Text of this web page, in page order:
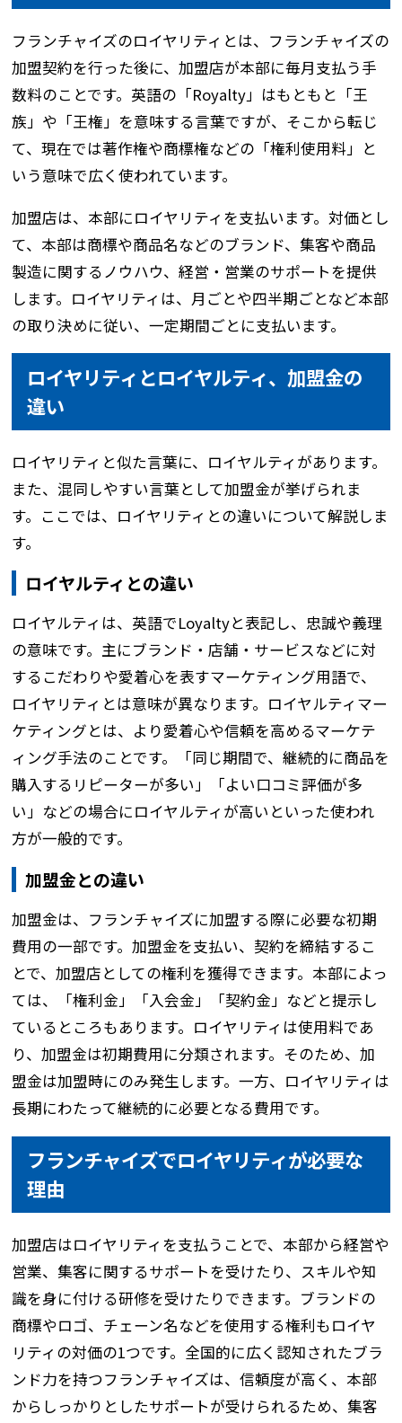
フランチャイズのロイヤリティとは、フランチャイズの
加盟契約を行った後に、加盟店が本部に毎月支払う手
数料のことです。英語の「Royalty」はもともと「王
族」や「王権」を意味する言葉ですが、そこから転じ
て、現在では著作権や商標権などの「権利使用料」と
いう意味で広く使われています。
加盟店は、本部にロイヤリティを支払います。対価とし
て、本部は商標や商品名などのブランド、集客や商品
製造に関するノウハウ、経営・営業のサポートを提供
します。ロイヤリティは、月ごとや四半期ごとなど本部
の取り決めに従い、一定期間ごとに支払います。
ロイヤリティとロイヤルティ、加盟金の
違い
ロイヤリティと似た言葉に、ロイヤルティがあります。
また、混同しやすい言葉として加盟金が挙げられま
す。ここでは、ロイヤリティとの違いについて解説しま
す。
ロイヤルティとの違い
ロイヤルティは、英語でLoyaltyと表記し、忠誠や義理
の意味です。主にブランド・店舗・サービスなどに対
するこだわりや愛着心を表すマーケティング用語で、
ロイヤリティとは意味が異なります。ロイヤルティマー
ケティングとは、より愛着心や信頼を高めるマーケテ
ィング手法のことです。「同じ期間で、継続的に商品を
購入するリピーターが多い」「よい口コミ評価が多
い」などの場合にロイヤルティが高いといった使われ
方が一般的です。
加盟金との違い
加盟金は、フランチャイズに加盟する際に必要な初期
費用の一部です。加盟金を支払い、契約を締結するこ
とで、加盟店としての権利を獲得できます。本部によっ
ては、「権利金」「入会金」「契約金」などと提示し
ているところもあります。ロイヤリティは使用料であ
り、加盟金は初期費用に分類されます。そのため、加
盟金は加盟時にのみ発生します。一方、ロイヤリティは
長期にわたって継続的に必要となる費用です。
フランチャイズでロイヤリティが必要な
理由
加盟店はロイヤリティを支払うことで、本部から経営や
営業、集客に関するサポートを受けたり、スキルや知
識を身に付ける研修を受けたりできます。ブランドの
商標やロゴ、チェーン名などを使用する権利もロイヤ
リティの対価の1つです。全国的に広く認知されたブラ
ンド力を持つフランチャイズは、信頼度が高く、本部
からしっかりとしたサポートが受けられるため、集客